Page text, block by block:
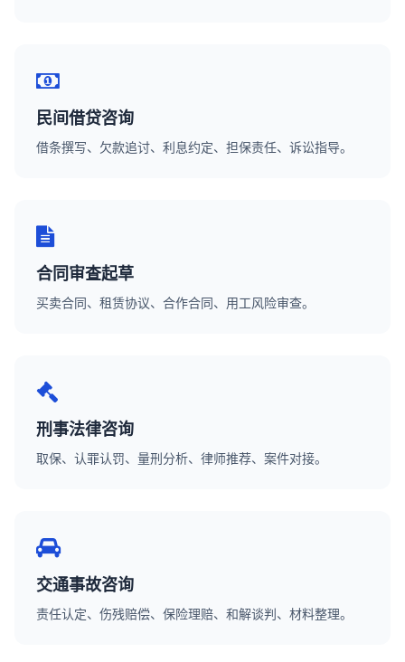
民间借贷咨询
借条撰写、欠款追讨、利息约定、担保责任、诉讼指导。
合同审查起草
买卖合同、租赁协议、合作合同、用工风险审查。
刑事法律咨询
取保、认罪认罚、量刑分析、律师推荐、案件对接。
交通事故咨询
责任认定、伤残赔偿、保险理赔、和解谈判、材料整理。